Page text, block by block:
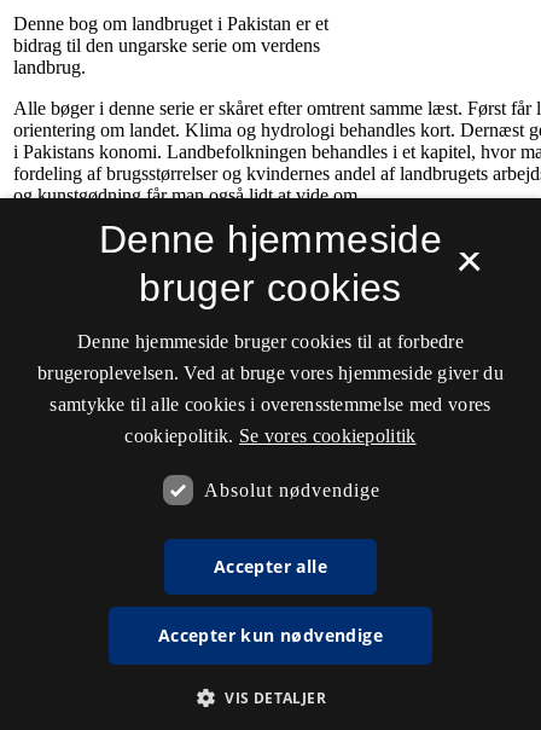
×
Denne hjemmeside
bruger cookies
Denne hjemmeside bruger cookies til at forbedre
brugeroplevelsen. Ved at bruge vores hjemmeside giver du
samtykke til alle cookies i overensstemmelse med vores
cookiepolitik. Se vores cookiepolitik
Absolut nødvendige
Accepter alle
Accepter kun nødvendige
VIS DETALJER